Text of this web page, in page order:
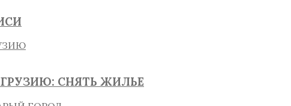
СНЯТЬ ЖИЛЬЕ